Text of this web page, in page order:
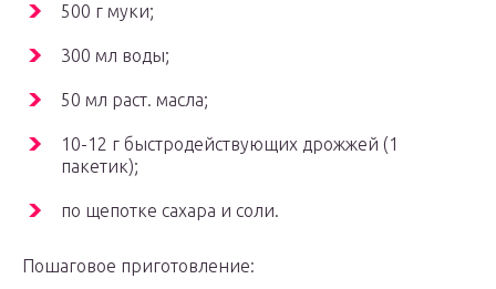
500 г муки;
300 мл воды;
50 мл раст. масла;
10-12 г быстродействующих дрожжей (1
пакетик);
по щепотке сахара и соли.
Пошаговое приготовление: